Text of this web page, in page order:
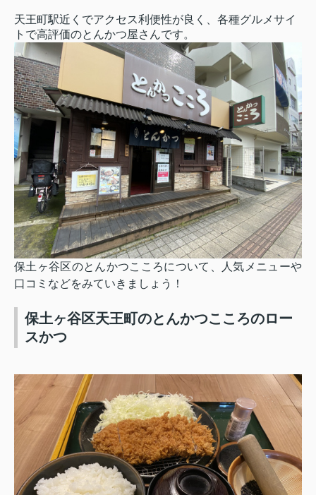
天王町駅近くでアクセス利便性が良く、各種グルメサイ
トで高評価のとんかつ屋さんです。
保土ヶ谷区のとんかつこころについて、人気メニューや
口コミなどをみていきましょう！
保土ヶ谷区天王町のとんかつこころのロー
スかつ